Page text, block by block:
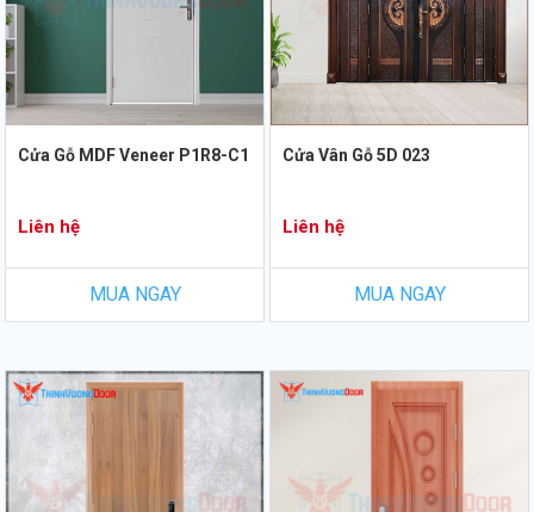
Cửa Gỗ MDF Veneer P1R8-C1
Liên hệ
MUA NGAY
Cửa Vân Gỗ 5D 023
Liên hệ
MUA NGAY